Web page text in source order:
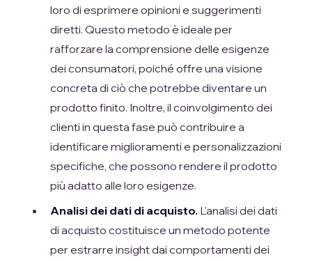
loro di esprimere opinioni e suggerimenti
diretti. Questo metodo è ideale per
rafforzare la comprensione delle esigenze
dei consumatori, poiché offre una visione
concreta di ciò che potrebbe diventare un
prodotto finito. Inoltre, il coinvolgimento dei
clienti in questa fase può contribuire a
identificare miglioramenti e personalizzazioni
specifiche, che possono rendere il prodotto
più adatto alle loro esigenze.
Analisi dei dati di acquisto. L'analisi dei dati
di acquisto costituisce un metodo potente
per estrarre insight dai comportamenti dei